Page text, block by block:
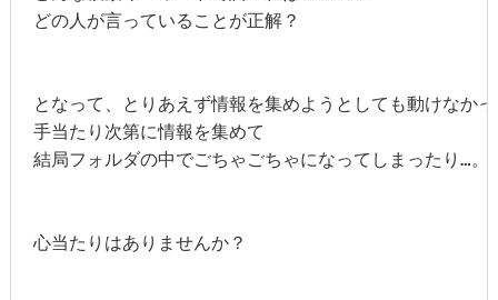
どの人が言っていることが正解？
となって、とりあえず情報を集めようとしても動けなか
手当たり次第に情報を集めて
結局フォルダの中でごちゃごちゃになってしまったり…。
心当たりはありませんか？